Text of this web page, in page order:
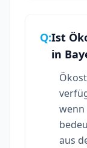
Q:Ist
in
wenn
aus